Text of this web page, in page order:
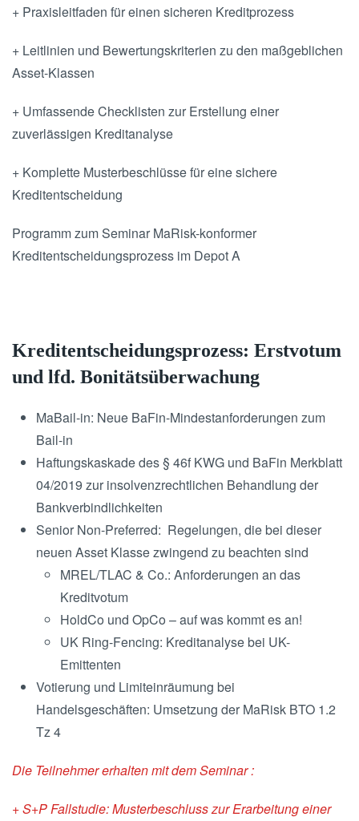
+ Praxisleitfaden für einen sicheren Kreditprozess
+ Leitlinien und Bewertungskriterien zu den maßgeblichen
Asset-Klassen
+ Umfassende Checklisten zur Erstellung einer
zuverlässigen Kreditanalyse
+ Komplette Musterbeschlüsse für eine sichere
Kreditentscheidung
Programm zum Seminar MaRisk-konformer
Kreditentscheidungsprozess im Depot A
Kreditentscheidungsprozess: Erstvotum
und lfd. Bonitätsüberwachung
MaBail-in: Neue BaFin-Mindestanforderungen zum
Bail-in
Haftungskaskade des § 46f KWG und BaFin Merkblatt
04/2019 zur insolvenzrechtlichen Behandlung der
Bankverbindlichkeiten
Senior Non-Preferred: Regelungen, die bei dieser
neuen Asset Klasse zwingend zu beachten sind
MREL/TLAC & Co.: Anforderungen an das
Kreditvotum
HoldCo und OpCo – auf was kommt es an!
UK Ring-Fencing: Kreditanalyse bei UK-
Emittenten
Votierung und Limiteinräumung bei
Handelsgeschäften: Umsetzung der MaRisk BTO 1.2
Tz 4
Die Teilnehmer erhalten mit dem Seminar :
+ S+P Fallstudie: Musterbeschluss zur Erarbeitung einer